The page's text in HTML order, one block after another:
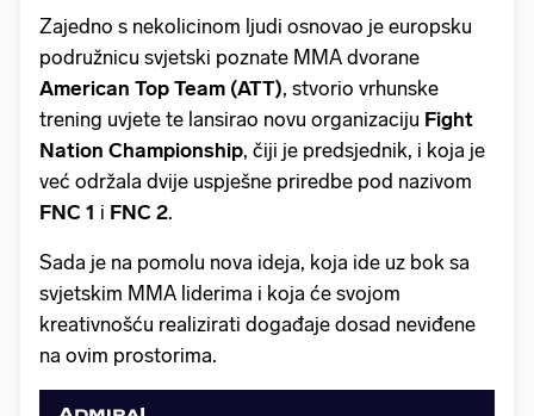
Zajedno s nekolicinom ljudi osnovao je europsku
podružnicu svjetski poznate MMA dvorane
American Top Team (ATT), stvorio vrhunske
trening uvjete te lansirao novu organizaciju Fight
Nation Championship, čiji je predsjednik, i koja je
već održala dvije uspješne priredbe pod nazivom
FNC 1 i FNC 2.
Sada je na pomolu nova ideja, koja ide uz bok sa
svjetskim MMA liderima i koja će svojom
kreativnošću realizirati događaje dosad neviđene
na ovim prostorima.